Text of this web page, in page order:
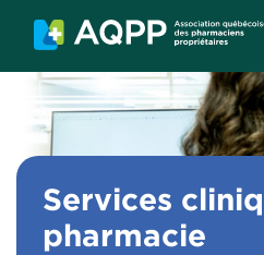
Aller au contenu principal
Services
pharmacie